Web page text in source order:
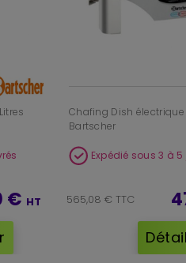
€ HT
Chafing Dish
Bartscher
Expédié sous 3 à
565,08 € TTC